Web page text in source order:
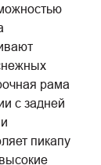
рама
с задней
пикапу